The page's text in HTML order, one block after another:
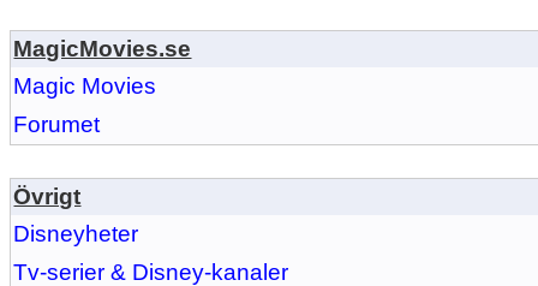
MagicMovies.se
Magic Movies
Forumet
Övrigt
Disneyheter
Tv-serier & Disney-kanaler